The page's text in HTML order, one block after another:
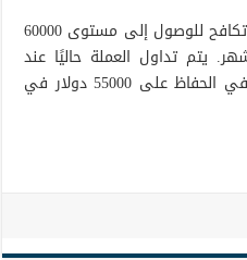
من ناحية أخرى، لا تزال البيتكوين تكافح للوصول إلى مستوى 60000
يتم تداول العملة حاليًا عند
حوالي 53000 دولار، بعد الفشل في الحفاظ على 55000 دولار في